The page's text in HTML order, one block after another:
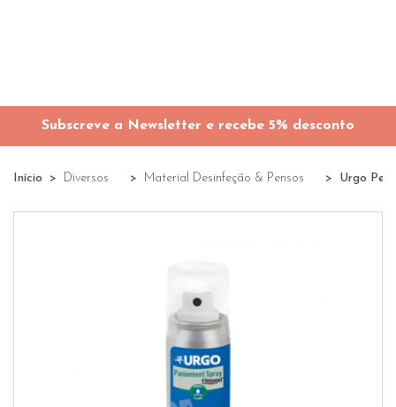
Subscreve a Newsletter e recebe 5% desconto
Início Diversos Material Desinfeção & Pensos Urgo